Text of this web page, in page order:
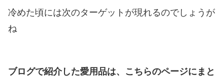
冷めた頃には次のターゲットが現れるのでしょうが
ね
ブログで紹介した愛用品は、こちらのページにまと